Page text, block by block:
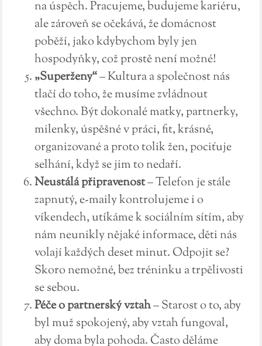
na úspěch. Pracujeme, budujeme kariéru,
ale zároveň se očekává, že domácnost
poběží, jako kdybychom byly jen
hospodyňky, což prostě není možné!
„Superženy“– Kultura a společnost nás
tlačí do toho, že musíme zvládnout
všechno. Být dokonalé matky, partnerky,
milenky, úspěšné v práci, fit, krásné,
organizované a proto tolik žen, pociťuje
selhání, když se jim to nedaří.
Neustálá připravenost– Telefon je stále
zapnutý, e-maily kontrolujeme i o
víkendech, utíkáme k sociálním sítím, aby
nám neunikly nějaké informace, děti nás
volají každých deset minut. Odpojit se?
Skoro nemožné, bez tréninku a trpělivosti
se sebou.
Péče o partnerský vztah– Starost o to, aby
byl muž spokojený, aby vztah fungoval,
aby doma byla pohoda. Často děláme